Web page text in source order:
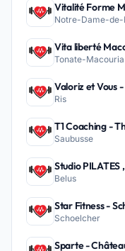
Vitalité Forme
Notre-Dame-de-
Vita liberté
Tonate-Macouria
Valoriz et Vous -
Ris
T1 Coaching -
Saubusse
Studio PILATES
PEYREHORADE
Belus
Star Fitness -
Schoelcher
Sparte -